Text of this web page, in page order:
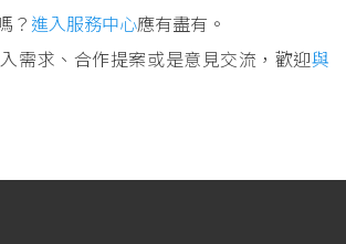
？ 進入服務中心應有盡有。
需求、合作提案或是意見交流，歡迎與